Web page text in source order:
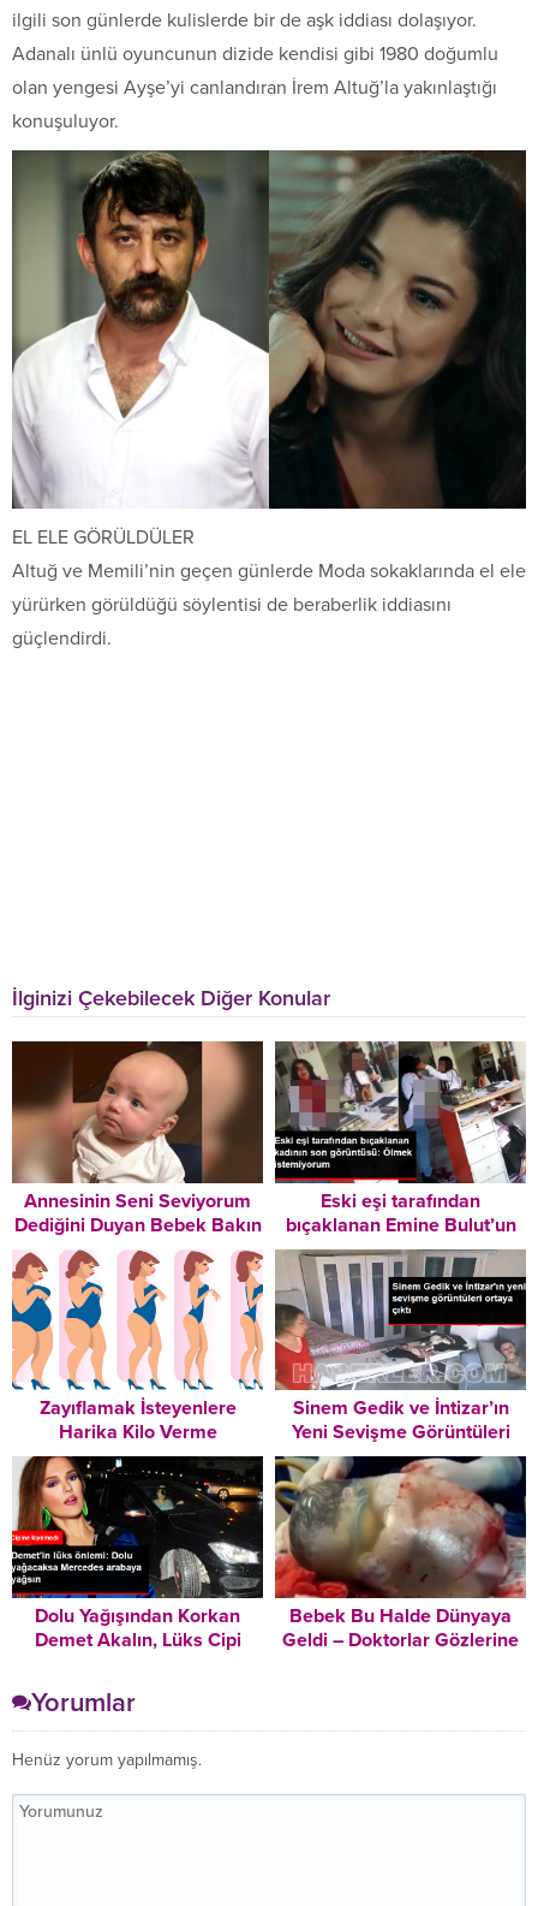
ilgili son günlerde kulislerde bir de aşk iddiası dolaşıyor.
Adanalı ünlü oyuncunun dizide kendisi gibi 1980 doğumlu
olan yengesi Ayşe’yi canlandıran İrem Altuğ’la yakınlaştığı
konuşuluyor.
EL ELE GÖRÜLDÜLER
Altuğ ve Memili’nin geçen günlerde Moda sokaklarında el ele
yürürken görüldüğü söylentisi de beraberlik iddiasını
güçlendirdi.
İlginizi Çekebilecek Diğer Konular
Annesinin Seni Seviyorum
Dediğini Duyan Bebek Bakın
Nasıl Duygulandı
Eski eşi tarafından
bıçaklanan Emine Bulut’un
son görüntüsü ortaya çıktı:
Ölmek istemiyorum
Zayıflamak İsteyenlere
Harika Kilo Verme
Tavsiyeleri – Mutlaka
Okuyun!
Sinem Gedik ve İntizar’ın
Yeni Sevişme Görüntüleri
Ortaya Çıktı
Dolu Yağışından Korkan
Demet Akalın, Lüks Cipi
Yarışmasından Kazandığı
Arabayı Kullandı
Bebek Bu Halde Dünyaya
Geldi – Doktorlar Gözlerine
Yorumlar
Henüz yorum yapılmamış.